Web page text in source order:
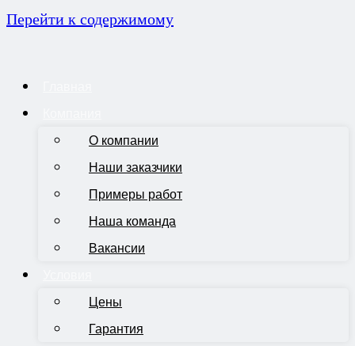
Перейти к содержимому
О компании
Наши заказчики
Примеры работ
Наша команда
Вакансии
Цены
Гарантия